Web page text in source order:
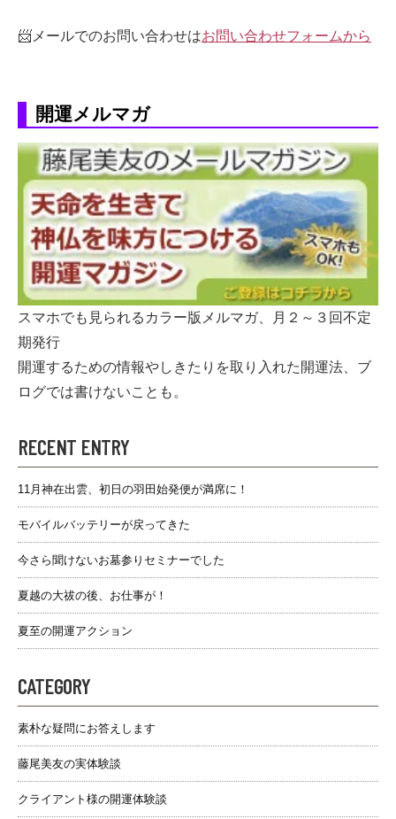
📨メールでのお問い合わせはお問い合わせフォームから
開運メルマガ
スマホでも見られるカラー版メルマガ、月２～３回不定
期発行
開運するための情報やしきたりを取り入れた開運法、ブ
ログでは書けないことも。
RECENT ENTRY
11月神在出雲、初日の羽田始発便が満席に！
モバイルバッテリーが戻ってきた
今さら聞けないお墓参りセミナーでした
夏越の大祓の後、お仕事が！
夏至の開運アクション
CATEGORY
素朴な疑問にお答えします
藤尾美友の実体験談
クライアント様の開運体験談